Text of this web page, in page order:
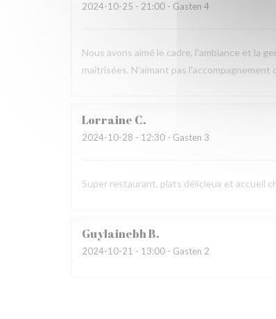
2024-10-25 - 21:00 - Gasten 4
Nous avons aimé le cadre, l'ambiance et la
maîtrisées. N'aimant pas
Lorraine C
2024-10-28 - 12:30 - Gasten 3
Super restaurant, plats délicieux et accueil
GuylainebhB
2024-10-21 - 13:00 - Gasten 2